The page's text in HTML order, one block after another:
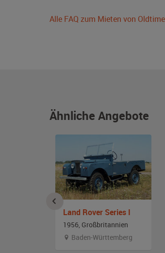
Alle FAQ zum Mieten von
Ähnliche Angebote
Land Rover Series I
1956, Großbritannien
Baden-Württemberg